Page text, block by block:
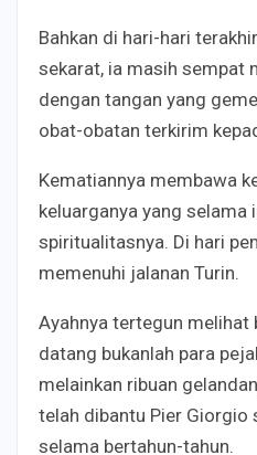
Bahkan di hari-hari
sekarat, ia masih sempat
dengan tangan yang
obat-obatan terkirim
Kematiannya membawa
keluarganya yang selama
spiritualitasnya. Di hari
memenuhi jalanan Turin.
Ayahnya tertegun melihat
datang bukanlah para
melainkan ribuan
telah dibantu Pier Giorgio
selama bertahun-tahun.